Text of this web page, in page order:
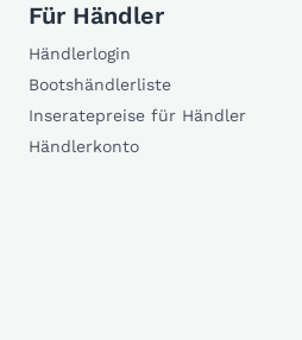
Für Händler
Händlerlogin
Bootshändlerliste
Inseratepreise für Händler
Händlerkonto